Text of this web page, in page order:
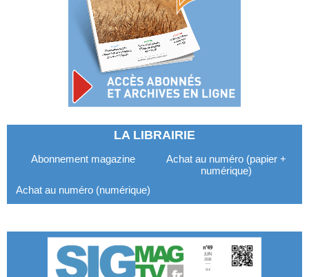
LA LIBRAIRIE
Abonnement magazine
Achat au numéro (papier +
numérique)
Achat au numéro (numérique)